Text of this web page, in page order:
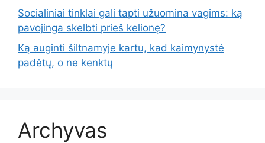
Socialiniai tinklai gali tapti užuomina vagims: ką
pavojinga skelbti prieš kelionę?
Ką auginti šiltnamyje kartu, kad kaimynystė
padėtų, o ne kenktų
Archyvas